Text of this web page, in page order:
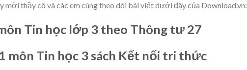
mời thầy cô và các em cùng theo dõi bài viết dưới đây của Download.vn:
Tin học lớp 3 theo Thông tư 27
môn Tin học 3 sách Kết nối tri thức